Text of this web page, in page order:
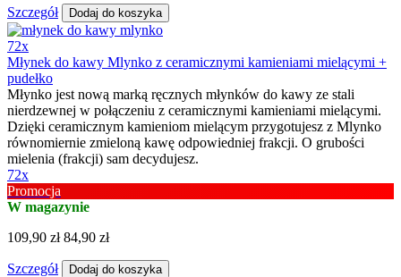
Szczegół Dodaj do koszyka
72x
Młynek do kawy Mlynko z ceramicznymi kamieniami mielącymi +
pudełko
Młynko jest nową marką ręcznych młynków do kawy ze stali
nierdzewnej w połączeniu z ceramicznymi kamieniami mielącymi.
Dzięki ceramicznym kamieniom mielącym przygotujesz z Mlynko
równomiernie zmieloną kawę odpowiedniej frakcji. O grubości
mielenia (frakcji) sam decydujesz.
72x
Promocja
W magazynie
109,90 zł 84,90 zł
Szczegół Dodaj do koszyka